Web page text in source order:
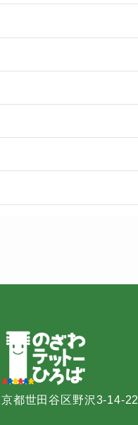
都世田谷区野沢3-14-22